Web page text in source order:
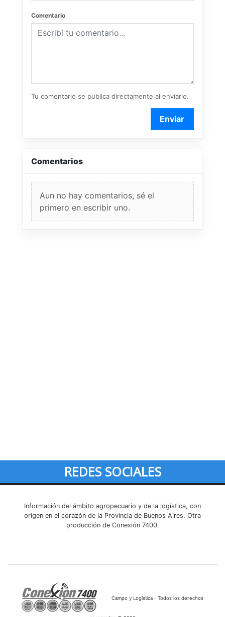
Comentario
Tu comentario se publica directamente al enviarlo.
Enviar
Comentarios
Aun no hay comentarios, sé el
primero en escribir uno.
REDES SOCIALES
Información del ámbito agropecuario y de la logística, con
origen en el corazón de la Provincia de Buenos Aires. Otra
producción de Conexión 7400.
Campo y Logística - Todos los derechos